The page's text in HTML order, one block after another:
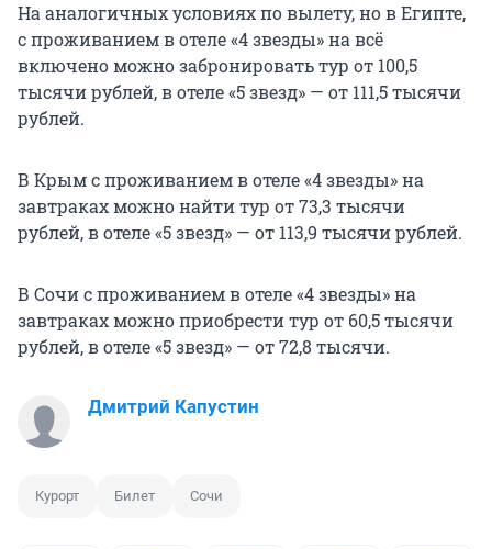
На аналогичных условиях по вылету, но в Египте,
с проживанием в отеле «4 звезды» на всё
включено можно забронировать тур от 100,5
тысячи рублей, в отеле «5 звезд» — от 111,5 тысячи
рублей.
В Крым с проживанием в отеле «4 звезды» на
завтраках можно найти тур от 73,3 тысячи
рублей, в отеле «5 звезд» — от 113,9 тысячи рублей.
В Сочи с проживанием в отеле «4 звезды» на
завтраках можно приобрести тур от 60,5 тысячи
рублей, в отеле «5 звезд» — от 72,8 тысячи.
Дмитрий Капустин
Курорт Билет Сочи